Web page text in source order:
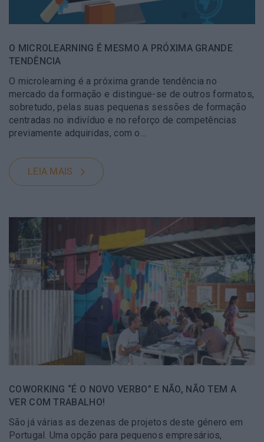
O MICROLEARNING É MESMO A PRÓXIMA GRANDE
TENDÊNCIA
O microlearning é a próxima grande tendência no
mercado da formação e distingue-se de outros formatos,
sobretudo, pelas suas pequenas sessões de formação
centradas no indivíduo e no reforço de competências
previamente adquiridas, com o…
LEIA MAIS
COWORKING “É O NOVO VERBO” E NÃO, NÃO TEM A
VER COM TRABALHO!
São já várias as dezenas de projetos deste género em
Portugal. Uma opção para pequenos empresários,